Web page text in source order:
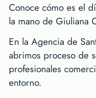
Conoce cómo es el
la mano de Giuliana
En la Agencia de
abrimos proceso de
profesionales
entorno.